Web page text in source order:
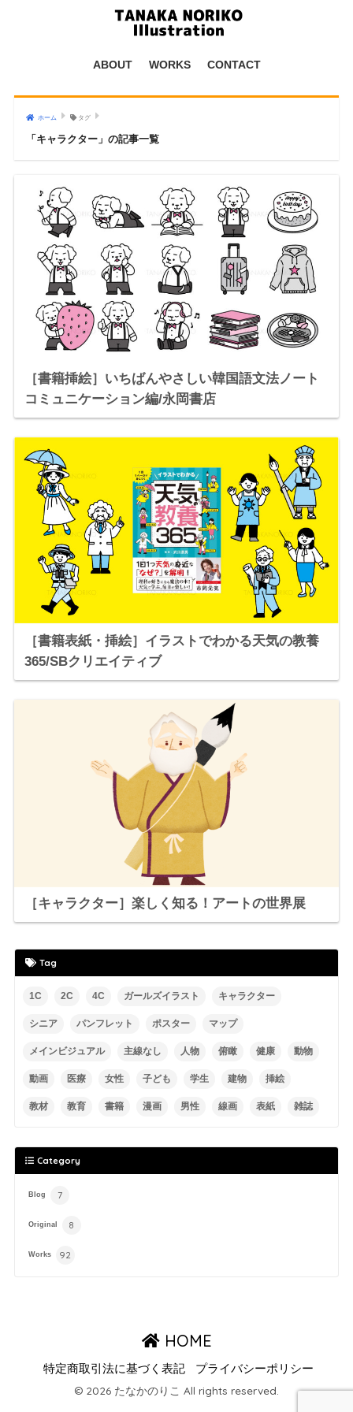
ABOUT WORKS CONTACT
ホーム タグ
「キャラクター」の記事一覧
［書籍挿絵］いちばんやさしい韓国語文法ノート
コミュニケーション編/永岡書店
［書籍表紙・挿絵］イラストでわかる天気の教養
365/SBクリエイティブ
［キャラクター］楽しく知る！アートの世界展
Tag
1C 2C 4C ガールズイラスト キャラクター
シニア パンフレット ポスター マップ
メインビジュアル 主線なし 人物 俯瞰 健康 動物
動画 医療 女性 子ども 学生 建物 挿絵
教材 教育 書籍 漫画 男性 線画 表紙 雑誌
Category
Blog 7
Original 8
Works 92
HOME
特定商取引法に基づく表記 プライバシーポリシー
© 2026 たなかのりこ All rights reserved.